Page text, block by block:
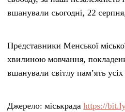
вшанували сьогодні, 22
Представники Менської
хвилиною мовчання,
вшанували світлу пам’ять усіх
Джерело: міськрада https://